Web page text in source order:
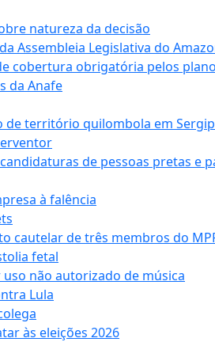
natureza da decisão
Assembleia Legislativa do
cobertura obrigatória pelos
da Anafe
de território quilombola em
de pessoas pretas e
à falência
cautelar de três membros do
fetal
não autorizado de música
Lula
às eleições 2026